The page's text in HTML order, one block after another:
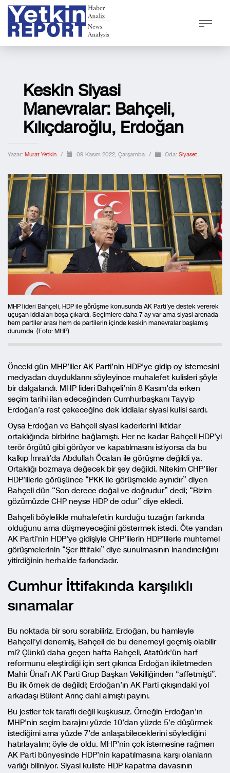
Keskin Siyasi
Manevralar: Bahçeli,
Kılıçdaroğlu, Erdoğan
Yazar: Murat Yetkin / 09 Kasım 2022, Çarşamba / Oda: Siyaset
MHP lideri Bahçeli, HDP ile görüşme konusunda AK Parti’ye destek vererek
uçuşan iddiaları boşa çıkardı. Seçimlere daha 7 ay var ama siyasi arenada
hem partiler arası hem de partilerin içinde keskin manevralar başlamış
durumda. (Foto: MHP)
Önceki gün MHP’liler AK Parti’nin HDP’ye gidip oy istemesini
medyadan duyduklarını söyleyince muhalefet kulisleri şöyle
bir dalgalandı. MHP lideri Bahçeli’nin 8 Kasım’da erken
seçim tarihi ilan edeceğinden Cumhurbaşkanı Tayyip
Erdoğan’a rest çekeceğine dek iddialar siyasi kulisi sardı.
Oysa Erdoğan ve Bahçeli siyasi kaderlerini iktidar
ortaklığında birbirine bağlamıştı. Her ne kadar Bahçeli HDP’yi
terör örgütü gibi görüyor ve kapatılmasını istiyorsa da bu
kalkıp İmralı’da Abdullah Öcalan ile görüşme değildi ya.
Ortaklığı bozmaya değecek bir şey değildi. Nitekim CHP’liler
HDP’lilerle görüşünce “PKK ile görüşmekle aynıdır” diyen
Bahçeli dün “Son derece doğal ve doğrudur” dedi; “Bizim
gözümüzde CHP neyse HDP de odur” diye ekledi.
Bahçeli böylelikle muhalefetin kurduğu tuzağın farkında
olduğunu ama düşmeyeceğini göstermek istedi. Öte yandan
AK Parti’nin HDP’ye gidişiyle CHP’lilerin HDP’lilerle muhtemel
görüşmelerinin “Şer ittifakı” diye sunulmasının inandırıcılığını
yitirdiğinin herhalde farkındadır.
Cumhur İttifakında karşılıklı
sınamalar
Bu noktada bir soru sorabiliriz. Erdoğan, bu hamleyle
Bahçeli’yi denemiş, Bahçeli de bu denemeyi geçmiş olabilir
mi? Çünkü daha geçen hafta Bahçeli, Atatürk’ün harf
reformunu eleştirdiği için sert çıkınca Erdoğan ikiletmeden
Mahir Ünal’ı AK Parti Grup Başkan Vekilliğinden “affetmişti”.
Bu ilk örnek de değildi; Erdoğan’ın AK Parti çıkışındaki yol
arkadaşı Bülent Arınç dahi almıştı payını.
Bu jestler tek taraflı değil kuşkusuz. Örneğin Erdoğan’ın
MHP’nin seçim barajını yüzde 10’dan yüzde 5’e düşürmek
istediğimi ama yüzde 7’de anlaşabileceklerini söylediğini
hatırlayalım; öyle de oldu. MHP’nin çok istemesine rağmen
AK Parti bünyesinde HDP’nin kapatılmasına karşı olanların
varlığı biliniyor. Siyasi kuliste HDP kapatma davasının